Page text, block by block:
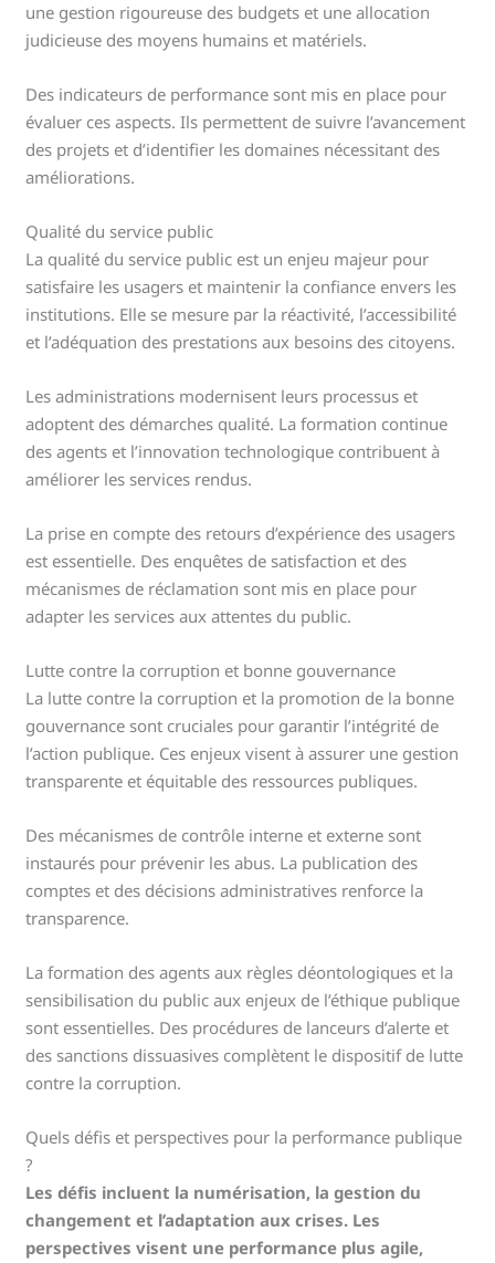
une gestion rigoureuse des budgets et une allocation
judicieuse des moyens humains et matériels.
Des indicateurs de performance sont mis en place pour
évaluer ces aspects. Ils permettent de suivre l’avancement
des projets et d’identifier les domaines nécessitant des
améliorations.
Qualité du service public
La qualité du service public est un enjeu majeur pour
satisfaire les usagers et maintenir la confiance envers les
institutions. Elle se mesure par la réactivité, l’accessibilité
et l’adéquation des prestations aux besoins des citoyens.
Les administrations modernisent leurs processus et
adoptent des démarches qualité. La formation continue
des agents et l’innovation technologique contribuent à
améliorer les services rendus.
La prise en compte des retours d’expérience des usagers
est essentielle. Des enquêtes de satisfaction et des
mécanismes de réclamation sont mis en place pour
adapter les services aux attentes du public.
Lutte contre la corruption et bonne gouvernance
La lutte contre la corruption et la promotion de la bonne
gouvernance sont cruciales pour garantir l’intégrité de
l’action publique. Ces enjeux visent à assurer une gestion
transparente et équitable des ressources publiques.
Des mécanismes de contrôle interne et externe sont
instaurés pour prévenir les abus. La publication des
comptes et des décisions administratives renforce la
transparence.
La formation des agents aux règles déontologiques et la
sensibilisation du public aux enjeux de l’éthique publique
sont essentielles. Des procédures de lanceurs d’alerte et
des sanctions dissuasives complètent le dispositif de lutte
contre la corruption.
Quels défis et perspectives pour la performance publique
?
Les défis incluent la numérisation, la gestion du
changement et l’adaptation aux crises. Les
perspectives visent une performance plus agile,